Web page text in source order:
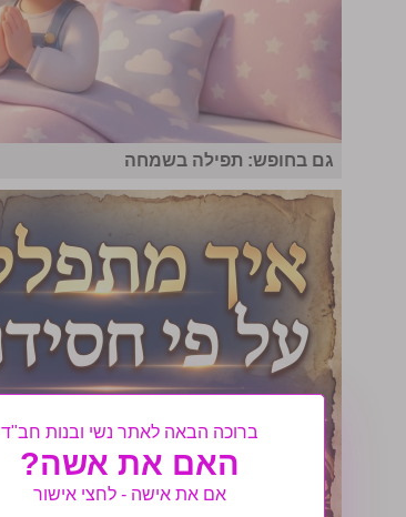
גם בחופש: תפילה בשמחה
ברוכה הבאה לאתר נשי ובנות חב"ד
האם את אשה?
אם את אישה - לחצי אישור